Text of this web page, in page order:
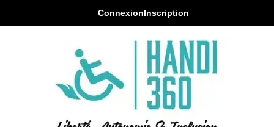
ConnexionInscription